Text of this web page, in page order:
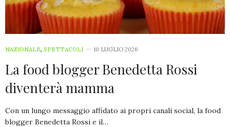
NAZIONALE, SPETTACOLI 10 LUGLIO 2026
La food blogger Benedetta Rossi
diventerà mamma
Con un lungo messaggio affidato ai propri canali social, la food
blogger Benedetta Rossi e il…